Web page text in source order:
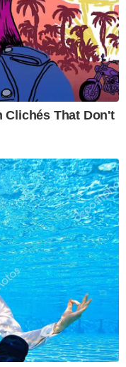
Clichés That Don't